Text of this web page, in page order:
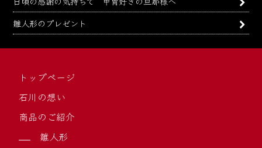
雛人形のプレゼント
トップページ
石川の想い
商品のご紹介
雛人形